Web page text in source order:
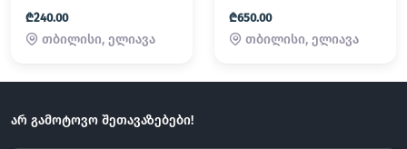
₾240.00
თბილისი, ელიავა
₾650.00
თბილისი, ელიავა
არ გამოტოვო შეთავაზებები!